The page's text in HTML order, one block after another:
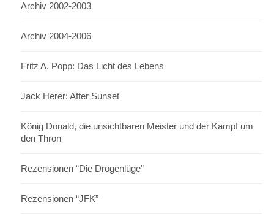
Archiv 2002-2003
Archiv 2004-2006
Fritz A. Popp: Das Licht des Lebens
Jack Herer: After Sunset
König Donald, die unsichtbaren Meister und der Kampf um
den Thron
Rezensionen “Die Drogenlüge”
Rezensionen “JFK”